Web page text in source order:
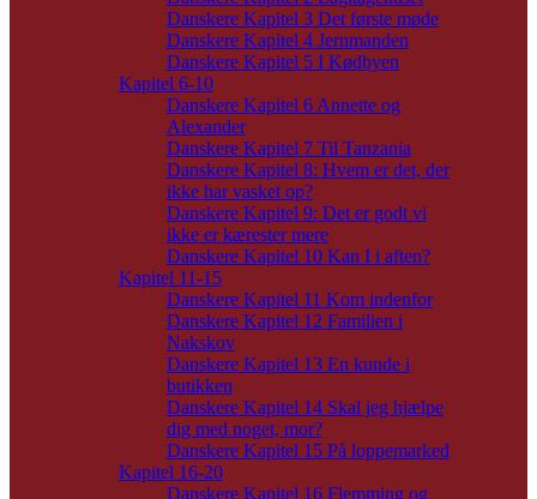
Danskere Kapitel 3 Det første møde
Danskere Kapitel 4 Jernmanden
Danskere Kapitel 5 I Kødbyen
Kapitel 6-10
Danskere Kapitel 6 Annette og
Alexander
Danskere Kapitel 7 Til Tanzania
Danskere Kapitel 8: Hvem er det, der
ikke har vasket op?
Danskere Kapitel 9: Det er godt vi
ikke er kærester mere
Danskere Kapitel 10 Kan I i aften?
Kapitel 11-15
Danskere Kapitel 11 Kom indenfor
Danskere Kapitel 12 Familien i
Nakskov
Danskere Kapitel 13 En kunde i
butikken
Danskere Kapitel 14 Skal jeg hjælpe
dig med noget, mor?
Danskere Kapitel 15 På loppemarked
Kapitel 16-20
Danskere Kapitel 16 Flemming og